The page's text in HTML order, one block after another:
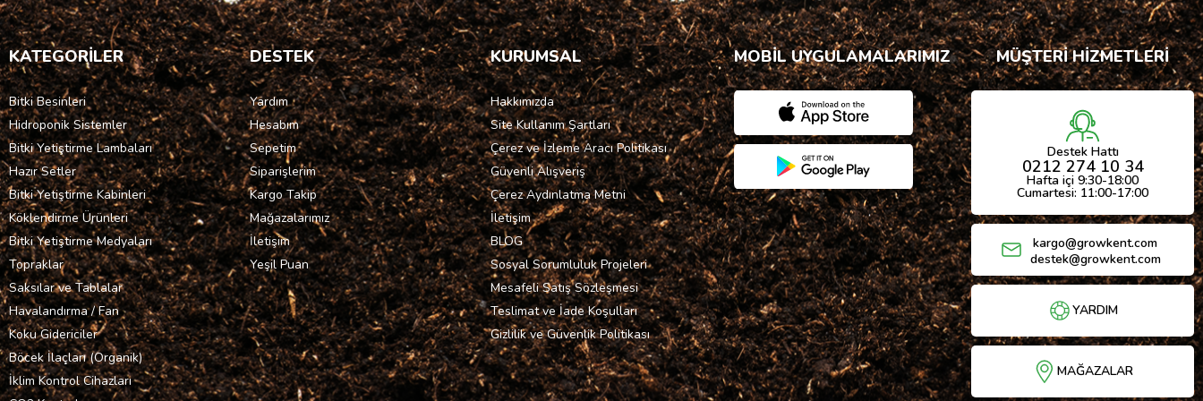
KATEGORİLER
Bitki Besinleri
Hidroponik Sistemler
Bitki Yetiştirme Lambaları
Hazır Setler
Bitki Yetiştirme Kabinleri
Köklendirme Ürünleri
Bitki Yetiştirme Medyaları
Topraklar
Saksılar ve Tablalar
Havalandırma / Fan
Koku Gidericiler
Böcek İlaçları (Organik)
İklim Kontrol Cihazları
DESTEK
Yardım
Hesabım
Sepetim
Siparişlerim
Kargo Takip
Mağazalarımız
İletişim
Yeşil Puan
KURUMSAL
Hakkımızda
Site Kullanım Şartları
Çerez ve İzleme Aracı Politikası
Güvenli Alışveriş
Çerez Aydınlatma Metni
İletişim
BLOG
Sosyal Sorumluluk Projeleri
Mesafeli Satış Sözleşmesi
Teslimat ve İade Koşulları
Gizlilik ve Güvenlik Politikası
MOBİL UYGULAMALARIMIZ MÜŞTERİ HİZMETLERİ
Destek Hattı
0212 274 10 34
Hafta içi 9:30-18:00
Cumartesi: 11:00-17:00
kargo@growkent.com
destek@growkent.com
YARDIM
MAĞAZALAR